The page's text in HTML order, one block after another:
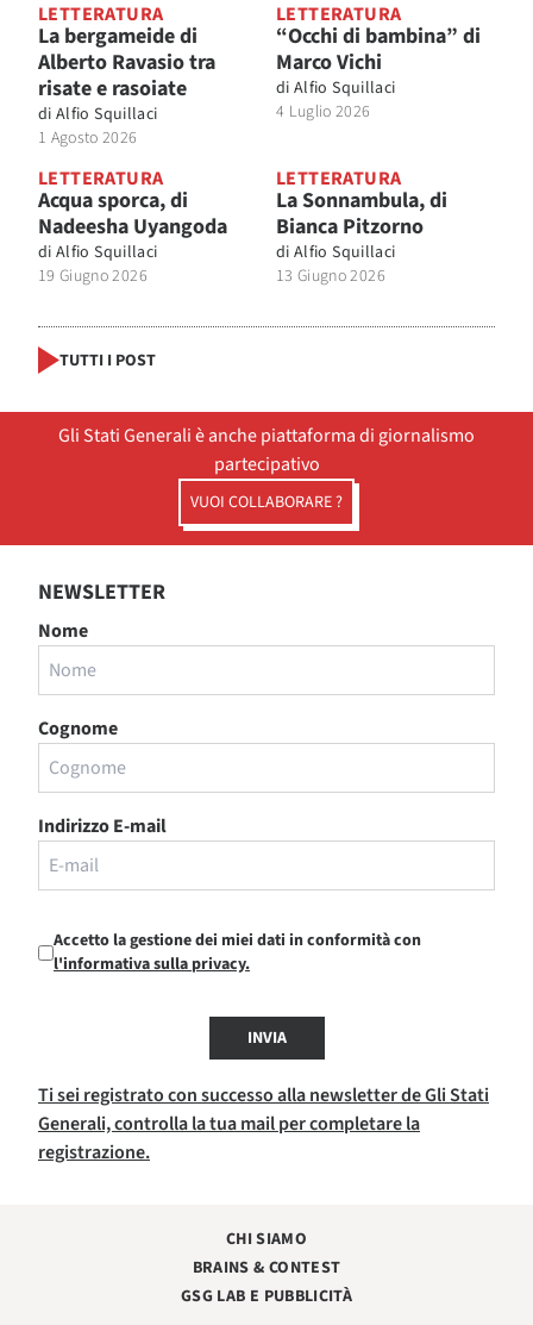
LETTERATURA
La bergameide di
Alberto Ravasio tra
risate e rasoiate
di Alfio Squillaci
1 Agosto 2026
LETTERATURA
“Occhi di bambina” di
Marco Vichi
di Alfio Squillaci
4 Luglio 2026
LETTERATURA
Acqua sporca, di
Nadeesha Uyangoda
di Alfio Squillaci
19 Giugno 2026
LETTERATURA
La Sonnambula, di
Bianca Pitzorno
di Alfio Squillaci
13 Giugno 2026
TUTTI I POST
Gli Stati Generali è anche piattaforma di giornalismo
partecipativo
VUOI COLLABORARE ?
NEWSLETTER
Nome
Cognome
Indirizzo E-mail
Accetto la gestione dei miei dati in conformità con
l'informativa sulla privacy.
INVIA
Ti sei registrato con successo alla newsletter de Gli Stati
Generali, controlla la tua mail per completare la
registrazione.
CHI SIAMO
BRAINS & CONTEST
GSG LAB E PUBBLICITÀ